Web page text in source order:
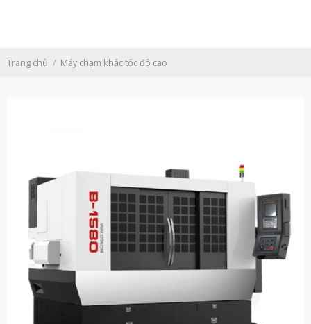
Trang chủ / Máy chạm khắc tốc độ cao